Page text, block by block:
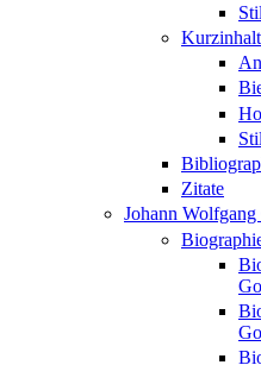
Zitate
Johann Wolfgang